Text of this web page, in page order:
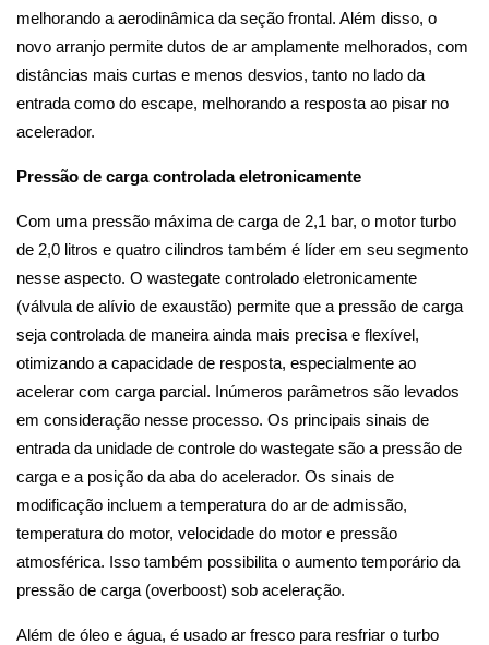
melhorando a aerodinâmica da seção frontal. Além disso, o
novo arranjo permite dutos de ar amplamente melhorados, com
distâncias mais curtas e menos desvios, tanto no lado da
entrada como do escape, melhorando a resposta ao pisar no
acelerador.
Pressão de carga controlada eletronicamente
Com uma pressão máxima de carga de 2,1 bar, o motor turbo
de 2,0 litros e quatro cilindros também é líder em seu segmento
nesse aspecto. O wastegate controlado eletronicamente
(válvula de alívio de exaustão) permite que a pressão de carga
seja controlada de maneira ainda mais precisa e flexível,
otimizando a capacidade de resposta, especialmente ao
acelerar com carga parcial. Inúmeros parâmetros são levados
em consideração nesse processo. Os principais sinais de
entrada da unidade de controle do wastegate são a pressão de
carga e a posição da aba do acelerador. Os sinais de
modificação incluem a temperatura do ar de admissão,
temperatura do motor, velocidade do motor e pressão
atmosférica. Isso também possibilita o aumento temporário da
pressão de carga (overboost) sob aceleração.
Além de óleo e água, é usado ar fresco para resfriar o turbo